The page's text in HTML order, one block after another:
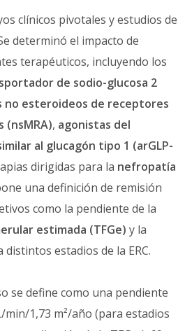
clínicos pivotales y estudios de
determinó el impacto de
terapéuticos, incluyendo los
de sodio-glucosa 2
no esteroideos de receptores
(nsMRA), agonistas del
al glucagón tipo 1 (arGLP-
dirigidas para la nefropatía
una definición de remisión
como la pendiente de la
estimada (TFGe) y la
distintos estadios de la ERC.
se define como una pendiente
min/1,73 m²/año (para estadios